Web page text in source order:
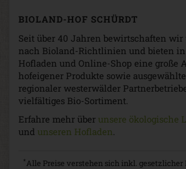
BIOLAND-HOF SCHÜRDT
Seit über 40 Jahren bewirtschaften wir
nach Bioland-Richtlinien und bieten in
Hofladen und Online-Shop eine große
hofeigener Produkte sowie
regionaler westerwälder
vielfältiges Bio-Sortiment.
Erfahre mehr über unsere ökologische
und unseren Hofladen.
*Alle Preise verstehen sich inkl.